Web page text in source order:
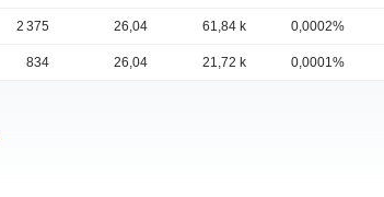
2 375 26,04 61,84 k 0,0002%
834 26,04 21,72 k 0,0001%